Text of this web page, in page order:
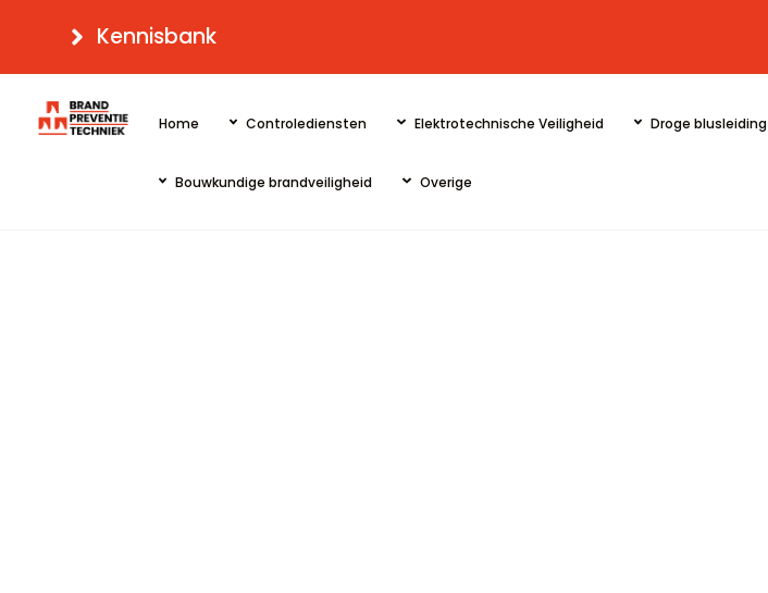
content
Kennisbank
Home Controlediensten Elektrotechnische Veiligheid Droge blusleiding
Bouwkundige brandveiligheid Overige